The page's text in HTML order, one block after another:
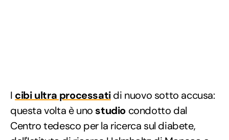
I cibi ultra processatidi nuovo sotto accusa:
questa volta è uno studio condotto dal
Centro tedesco per la ricerca sul diabete,